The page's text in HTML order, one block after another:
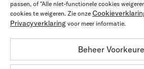
Kleding wordt tegenwoordig veel te
bronnen van onze planeet raken
we de manier waarop we met onze
veranderen, en op zoek gaan naar
langer van onze kleding te kunnen
passen, of "Alle niet-functionele cookies
cookies te weigeren. Zie onze
Privacyverklaring voor meer informatie.
Beheer